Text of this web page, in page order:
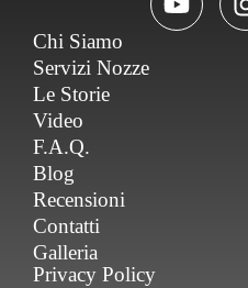
Chi Siamo
Servizi Nozze
Le Storie
Video
F.A.Q.
Blog
Recensioni
Contatti
Galleria
Privacy Policy